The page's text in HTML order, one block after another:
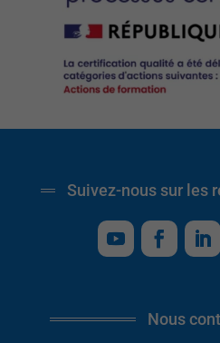
Suivez-nous sur les
Nous